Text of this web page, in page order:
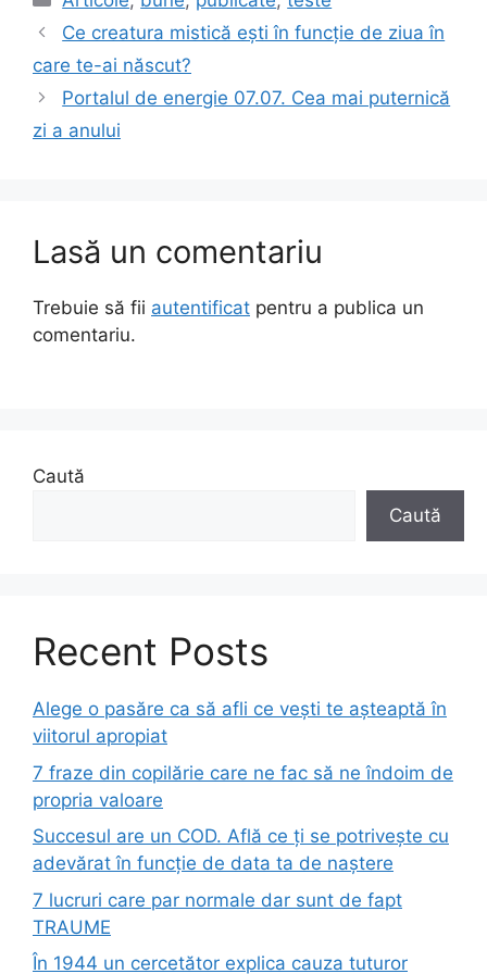
Ce creatura mistică ești în funcție de ziua în
care te-ai născut?
Portalul de energie 07.07. Cea mai puternică
zi a anului
Lasă un comentariu
Trebuie să fii autentificat pentru a publica un
comentariu.
Caută
Caută
Recent Posts
Alege o pasăre ca să afli ce vești te așteaptă în
viitorul apropiat
7 fraze din copilărie care ne fac să ne îndoim de
propria valoare
Succesul are un COD. Află ce ți se potrivește cu
adevărat în funcție de data ta de naștere
7 lucruri care par normale dar sunt de fapt
TRAUME
În 1944 un cercetător explica cauza tuturor